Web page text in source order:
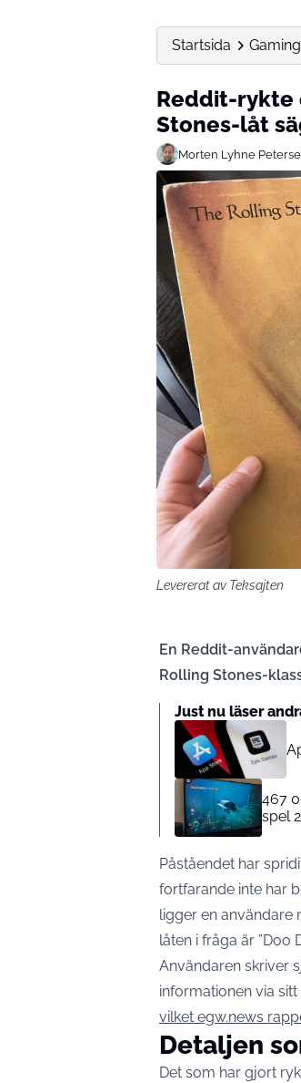
Startsida Gaming
Reddit-rykte
Stones-låt
Morten Lyhne
Levererat av Teksajten
En Reddit-
Rolling Stones-
Just nu läser
467
spel
Påståendet har
fortfarande inte har
ligger en användare
låten i fråga är ”Doo
Användaren skriver
informationen via
vilket egw.news
Detaljen
Det som har gjort